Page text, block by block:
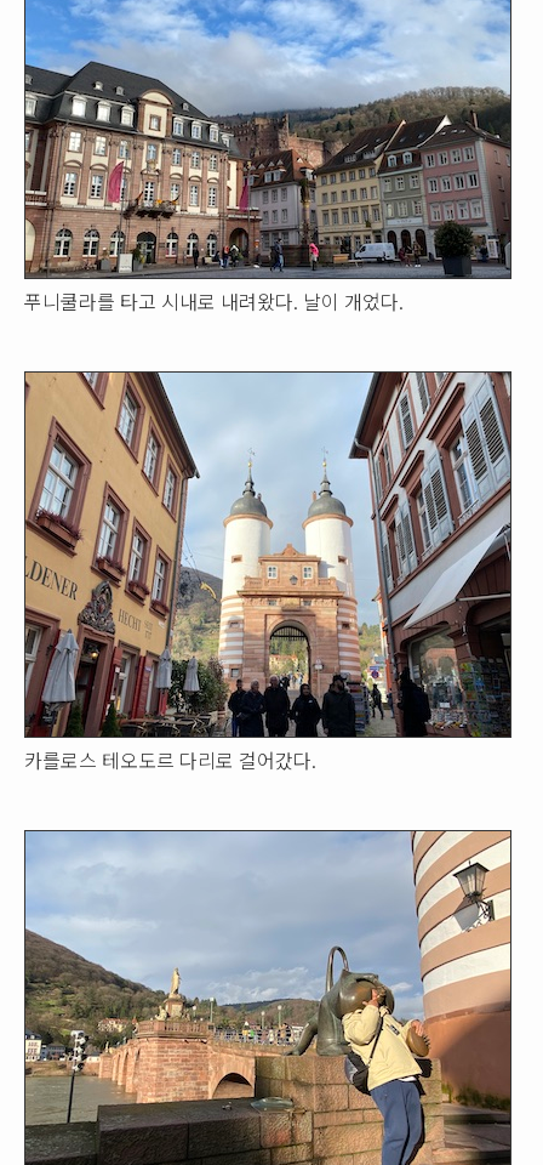
푸니쿨라를 타고 시내로 내려왔다. 날이 개었다.
카를로스 테오도르 다리로 걸어갔다.